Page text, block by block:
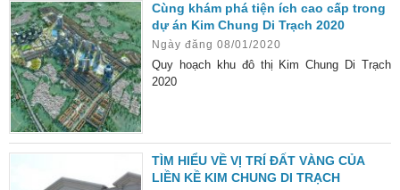
một cách hiệu quả. Vị trí đắc địa Khu đô thị
Kim Chung Di Trạch được xây dựng trên địa
bàn xã Kim Chung Di Trạch, huyện Hoài Đức,
Hà
Cùng khám phá tiện ích cao cấp trong
dự án Kim Chung Di Trạch 2020
Ngày đăng 08/01/2020
Quy hoạch khu đô thị Kim Chung Di Trạch
2020
TÌM HIỂU VỀ VỊ TRÍ ĐẤT VÀNG CỦA
LIỀN KỀ KIM CHUNG DI TRẠCH